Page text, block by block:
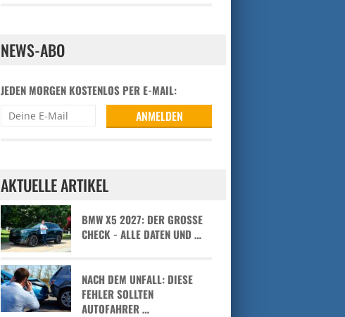
NEWS-ABO
JEDEN MORGEN KOSTENLOS PER E-MAIL:
AKTUELLE ARTIKEL
BMW X5 2027: DER GROSSE C
HECK - ALLE DATEN UND …
NACH DEM UNFALL: DIESE
FEHLER SOLLTEN
AUTOFAHRER …